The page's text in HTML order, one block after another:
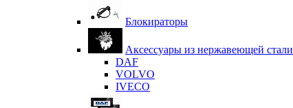
Блокираторы
Аксессуары из нержавеющей стали
DAF
VOLVO
IVECO